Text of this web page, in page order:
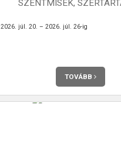
SZENTMISÉK,
2026. júl. 20. – 2026. júl. 26-ig
TOVÁBB